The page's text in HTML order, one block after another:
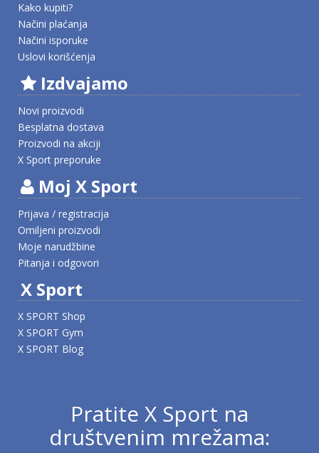
Kako kupiti?
Načini plaćanja
Načini isporuke
Uslovi korišćenja
Izdvajamo
Novi proizvodi
Besplatna dostava
Proizvodi na akciji
X Sport preporuke
Moj X Sport
Prijava / registracija
Omiljeni proizvodi
Moje narudžbine
Pitanja i odgovori
X Sport
X SPORT Shop
X SPORT Gym
X SPORT Blog
Pratite X Sport na
društvenim mrežama: